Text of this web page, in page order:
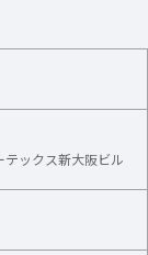
ックス新大阪ビル